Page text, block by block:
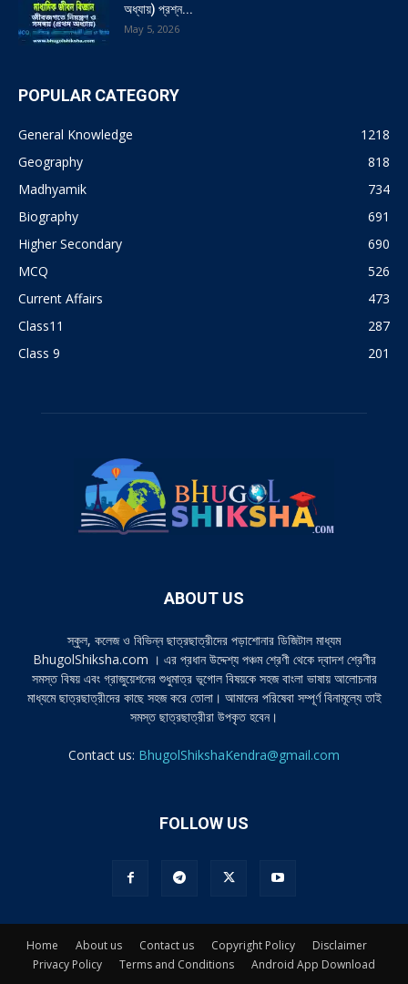
অধ্যায়) প্রশ্ন...
May 5, 2026
POPULAR CATEGORY
General Knowledge
1218
Geography
818
Madhyamik
734
Biography
691
Higher Secondary
690
MCQ
526
Current Affairs
473
Class11
287
Class 9
201
ABOUT US
স্কুল, কলেজ ও বিভিন্ন ছাত্রছাত্রীদের পড়াশোনার ডিজিটাল মাধ্যম
BhugolShiksha.com । এর প্রধান উদ্দেশ্য পঞ্চম শ্রেণী থেকে দ্বাদশ শ্রেণীর
সমস্ত বিষয় এবং গ্রাজুয়েশনের শুধুমাত্র ভূগোল বিষয়কে সহজ বাংলা ভাষায় আলোচনার
মাধ্যমে ছাত্রছাত্রীদের কাছে সহজ করে তোলা। আমাদের পরিষেবা সম্পূর্ণ বিনামূল্যে তাই
সমস্ত ছাত্রছাত্রীরা উপকৃত হবেন।
Contact us: BhugolShikshaKendra@gmail.com
FOLLOW US
Home About us Contact us Copyright Policy
Disclaimer
Privacy Policy
Terms and Conditions Android App Download